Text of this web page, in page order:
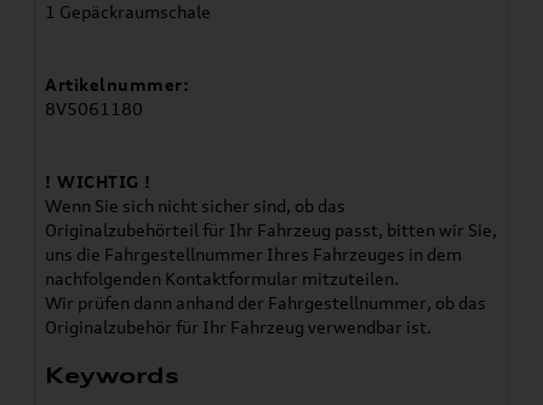
1 Gepäckraumschale
Artikelnummer:
8V5061180
! WICHTIG !
Wenn Sie sich nicht sicher sind, ob das
Originalzubehörteil für Ihr Fahrzeug passt, bitten wir Sie,
uns die Fahrgestellnummer Ihres Fahrzeuges in dem
nachfolgenden Kontaktformular mitzuteilen.
Wir prüfen dann anhand der Fahrgestellnummer, ob das
Originalzubehör für Ihr Fahrzeug verwendbar ist.
Keywords